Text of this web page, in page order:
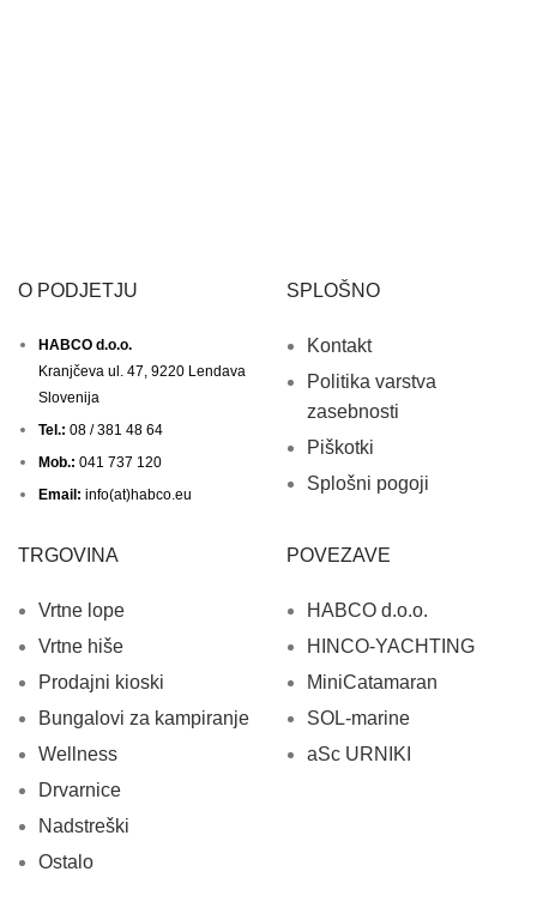
O PODJETJU
HABCO d.o.o.
Kranjčeva ul. 47, 9220 Lendava
Slovenija
Tel.: 08 / 381 48 64
Mob.: 041 737 120
Email: info(at)habco.eu
SPLOŠNO
Kontakt
Politika varstva
zasebnosti
Piškotki
Splošni pogoji
TRGOVINA
Vrtne lope
Vrtne hiše
Prodajni kioski
Bungalovi za kampiranje
Wellness
Drvarnice
Nadstreški
Ostalo
POVEZAVE
HABCO d.o.o.
HINCO-YACHTING
MiniCatamaran
SOL-marine
aSc URNIKI